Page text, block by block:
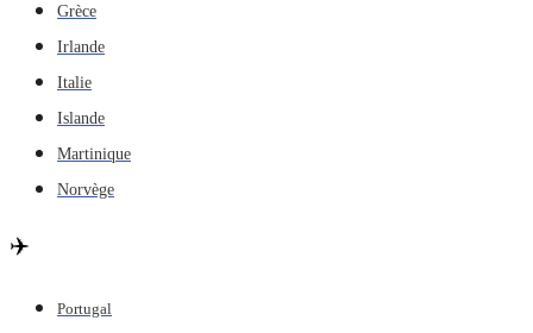
Grèce
Irlande
Italie
Islande
Martinique
Norvège
✈️
Portugal